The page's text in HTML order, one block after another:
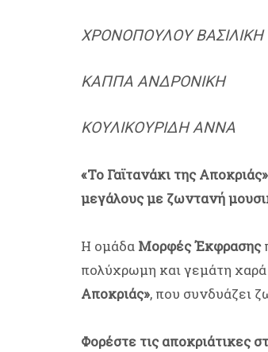
ΧΡΟΝΟΠΟΥΛΟΥ ΒΑΣΙΛΙΚΗ
ΚΑΠΠΑ ΑΝΔΡΟΝΙΚΗ
ΚΟΥΛΙΚΟΥΡΙΔΗ ΑΝΝΑ
«Το Γαϊτανάκι της
μεγάλουςμε ζωντανή
Η ομάδα Μορφές Έκφρασης
πολύχρωμη και γεμάτη χαρά
Αποκριάς», που συνδυάζει
Φορέστε τις αποκριάτικες